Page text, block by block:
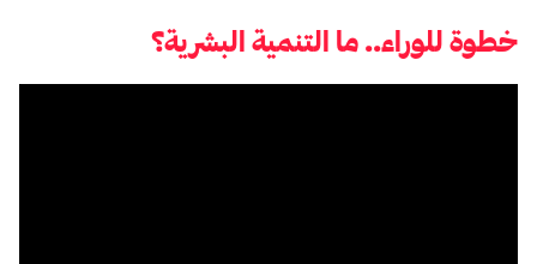
خطوة للوراء.. ما التنمية البشرية؟